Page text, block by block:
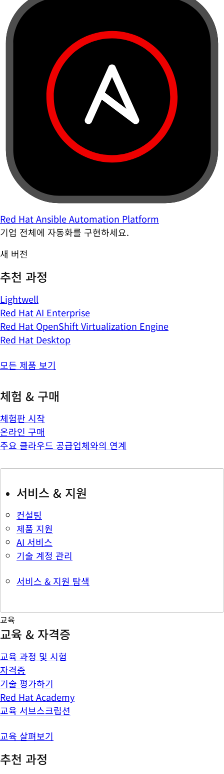
Red Hat Ansible Automation Platform
기업 전체에 자동화를 구현하세요.
새 버전
추천 과정
Lightwell
Red Hat AI Enterprise
Red Hat OpenShift Virtualization Engine
Red Hat Desktop
모든 제품 보기
체험 & 구매
체험판 시작
온라인 구매
주요 클라우드 공급업체와의 연계
서비스 & 지원
컨설팅
제품 지원
AI 서비스
기술 계정 관리
서비스 & 지원 탐색
교육
교육 & 자격증
교육 과정 및 시험
자격증
기술 평가하기
Red Hat Academy
교육 서브스크립션
교육 살펴보기
추천 과정